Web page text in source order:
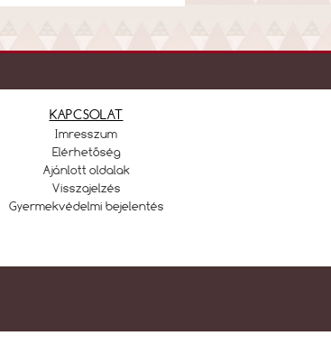
KAPCSOLAT
Imresszum
Elérhetőség
Ajánlott oldalak
Visszajelzés
Gyermekvédelmi bejelentés